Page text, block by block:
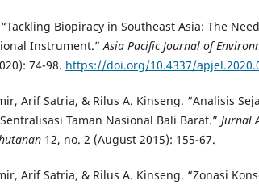
Biopiracy in Southeast Asia: The
Instrument.”Asia Pacific Journal of
74-98. https://doi.org/10.4337/
Arif Satria, & Rilus A. Kinseng. “Analisis
Taman Nasional Bali Barat.” Jurnal
12, no. 2 (August 2015): 155-67.
Arif Satria, & Rilus A. Kinseng. “Zonasi